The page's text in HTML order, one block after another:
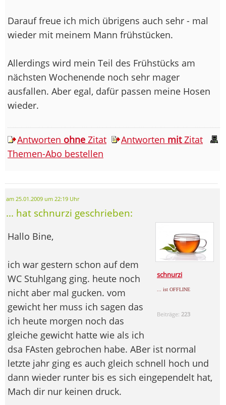
Darauf freue ich mich übrigens auch sehr - mal
wieder mit meinem Mann frühstücken.
Allerdings wird mein Teil des Frühstücks am
nächsten Wochenende noch sehr mager
ausfallen. Aber egal, dafür passen meine Hosen
wieder.
Antworten ohne Zitat Antworten mitZitat
Themen-Abo bestellen
am 25.01.2009 um 22:19 Uhr
... hat schnurzi geschrieben:
schnurzi
... ist OFFLINE
Beiträge: 223
Hallo Bine,
ich war gestern schon auf dem
WC Stuhlgang ging. heute noch
nicht aber mal gucken. vom
gewicht her muss ich sagen das
ich heute morgen noch das
gleiche gewicht hatte wie als ich
dsa FAsten gebrochen habe. ABer ist normal
letzte jahr ging es auch gleich schnell hoch und
dann wieder runter bis es sich eingependelt hat,
Mach dir nur keinen druck.